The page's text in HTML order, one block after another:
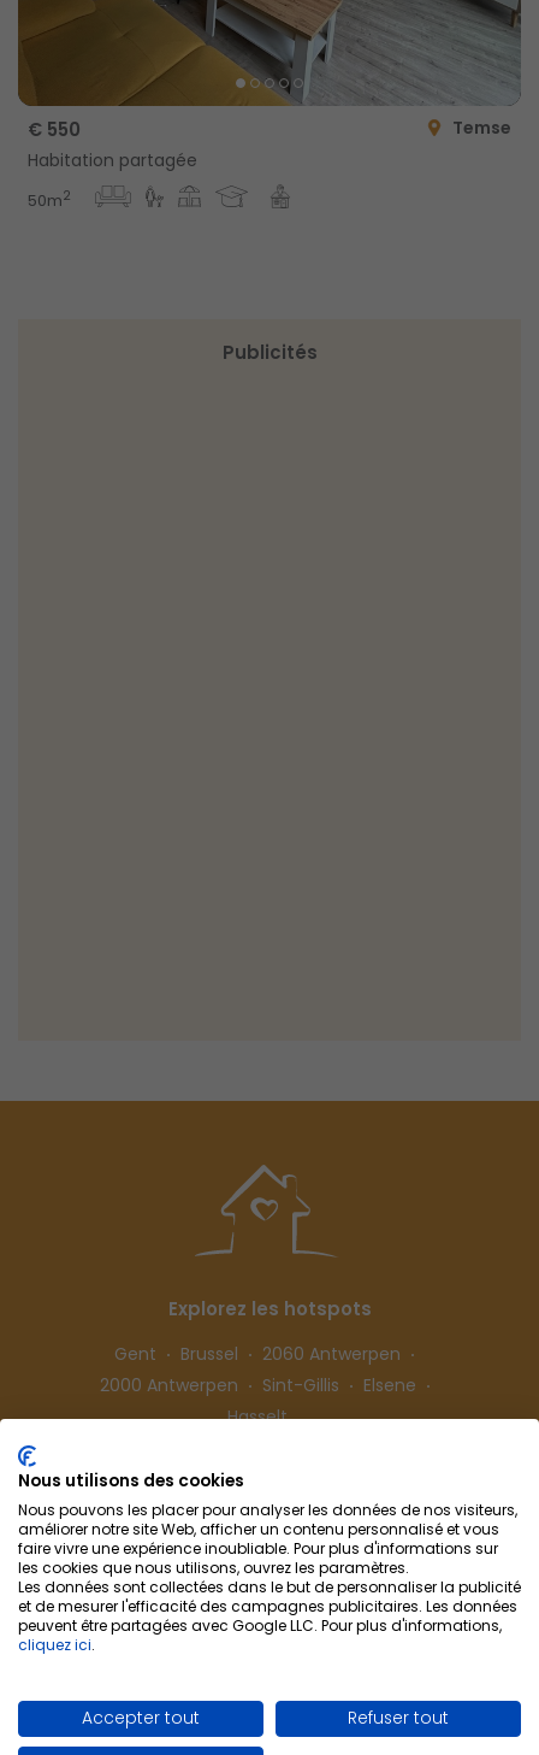
€ 550
Temse
Habitation partagée
50m2
Publicités
Explorez les hotspots
Gent Brussel
2060 Antwerpen
2000 Antwerpen
Sint-Gillis
Elsene
Hasselt
Suivez-nous
Info & Contact
Confidentialité
Préférences de cookies
Conditions d'utilisation
Nous utilisons des cookies
Nous pouvons les placer pour analyser les données de nos visiteurs,
améliorer notre site Web, afficher un contenu personnalisé et vous
faire vivre une expérience inoubliable. Pour plus d'informations sur
les cookies que nous utilisons, ouvrez les paramètres.
Les données sont collectées dans le but de personnaliser la publicité
et de mesurer l'efficacité des campagnes publicitaires. Les données
peuvent être partagées avec Google LLC. Pour plus d'informations,
cliquez ici.
Accepter tout
Refuser tout